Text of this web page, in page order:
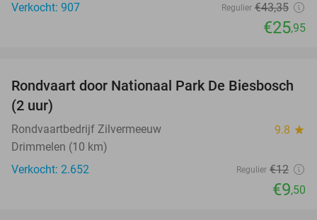
Verkocht: 907
Regulier €43,35
€25,95
21%
Rondvaart door Nationaal Park De Biesbosch
(2 uur)
Rondvaartbedrijf Zilvermeeuw 9.8 star
Drimmelen (10 km)
Verkocht: 2.652
Regulier €12
€9,50